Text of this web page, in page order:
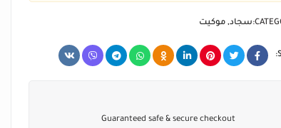
سجاد, موكيت
Guaranteed safe & secure checkout